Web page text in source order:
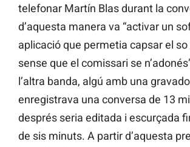
telefonar Martín Blas durant la
d’aquesta manera va “activar un
aplicació que permetia capsar el
sense que el comissari se
l’altra banda, algú amb una
enregistrava una conversa de 13
després seria editada i escurçada
de sis minuts. A partir d’aquesta